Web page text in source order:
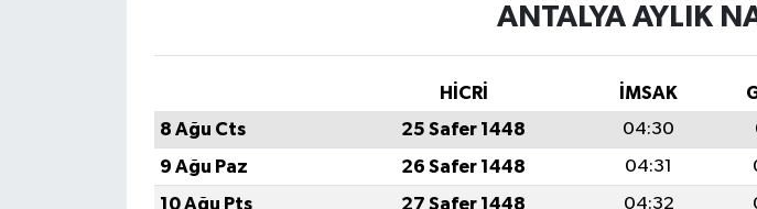
ANTALYA AYLIK
HİCRİ İMSAK
8 Ağu Cts
25 Safer 1448 04:30
9 Ağu Paz
26 Safer 1448 04:31
10 Ağu Pts
27 Safer 1448 04:32